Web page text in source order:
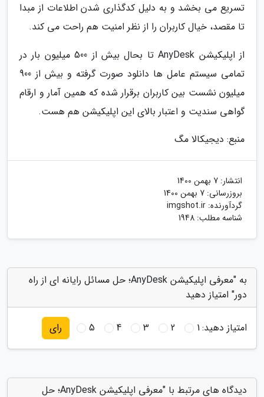
تسریع می بخشد و به دلیل کدگذاری شدن اطلاعات از مبدا
تا مقصد، خیال کاربران را از نظر امنیت هم راحت می کند.
از اپلیکیشن AnyDesk تا بحال بیش از 500 میلیون بار در
تمامی سیستم عامل ها دانلود صورت گرفته و بیش از 900
میلیون نشست بین کاربران برقرار شده که همین آمار و ارقام
گواهی سندیت و اعتبار بالای این اپلیکیشن هم هست.
منبع: دیجیکالا مگ
انتشار: 7 بهمن 1400
بروزرسانی: 7 بهمن 1400
گردآورنده: imgshot.ir
شناسه مطلب: 1948
به "معرفی اپلیکیشن AnyDesk؛ حل مسائل رایانه ای از راه
دور" امتیاز دهید
امتیاز دهید:1
2
3
4
5 رای
دیدگاه های مرتبط با "معرفی اپلیکیشن AnyDesk؛ حل